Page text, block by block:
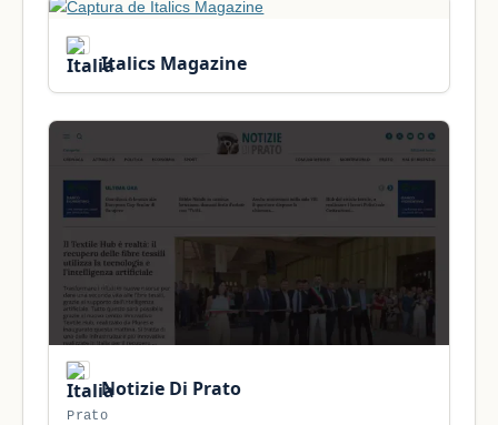
Italics Magazine
Notizie Di Prato
Prato